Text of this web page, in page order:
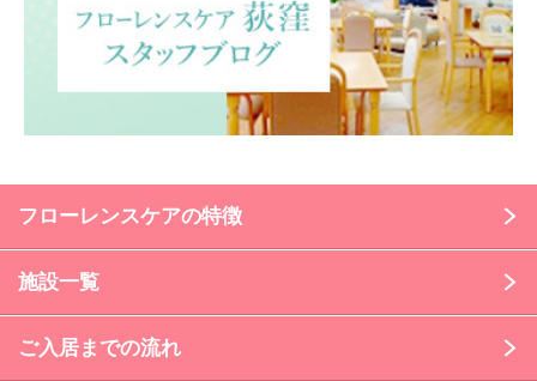
フローレンスケアの特徴
施設一覧
ご入居までの流れ